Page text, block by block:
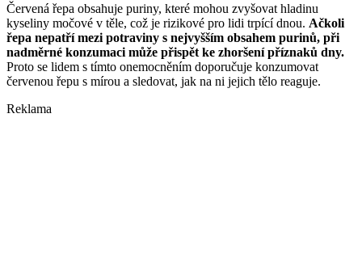
Červená řepa obsahuje puriny, které mohou zvyšovat hladinu
kyseliny močové v těle, což je rizikové pro lidi trpící dnou. Ačkoli
řepa nepatří mezi potraviny s nejvyšším obsahem purinů, při
nadměrné konzumaci může přispět ke zhoršení příznaků dny.
Proto se lidem s tímto onemocněním doporučuje konzumovat
červenou řepu s mírou a sledovat, jak na ni jejich tělo reaguje.
Reklama